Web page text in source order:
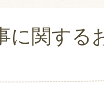
に関する